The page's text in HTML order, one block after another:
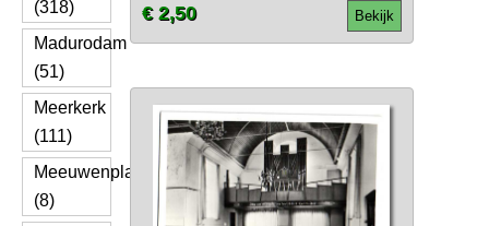
(318)
Madurodam
(51)
Meerkerk
(111)
Meeuwenplaat
(8)
Bekijk
€ 2,50